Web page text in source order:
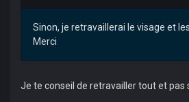
Sinon, je retravaillerai le visage et
Merci
Je te conseil de retravailler tout et pas